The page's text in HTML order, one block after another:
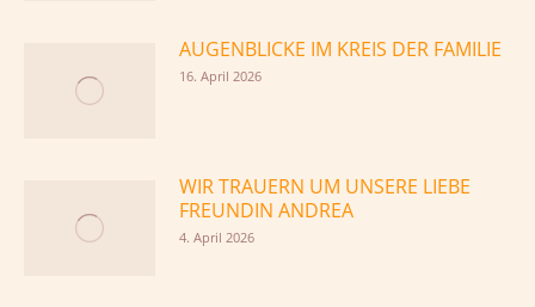
AUGENBLICKE IM KREIS DER FAMILIE
16. April 2026
WIR TRAUERN UM UNSERE LIEBE
FREUNDIN ANDREA
4. April 2026